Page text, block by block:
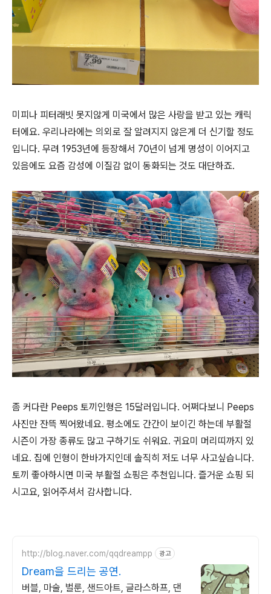
미피나 피터래빗 못지않게 미국에서 많은 사랑을 받고 있는 캐릭
터에요. 우리나라에는 의외로 잘 알려지지 않은게 더 신기할 정도
입니다. 무려 1953년에 등장해서 70년이 넘게 명성이 이어지고
있음에도 요즘 감성에 이질감 없이 동화되는 것도 대단하죠.
좀 커다란 Peeps 토끼인형은 15달러입니다. 어쩌다보니 Peeps
사진만 잔뜩 찍어왔네요. 평소에도 간간이 보이긴 하는데 부활절
시즌이 가장 종류도 많고 구하기도 쉬워요. 귀요미 머리띠까지 있
네요. 집에 인형이 한바가지인데 솔직히 저도 너무 사고싶습니다.
토끼 좋아하시면 미국 부활절 쇼핑은 추천입니다. 즐거운 쇼핑 되
시고요, 읽어주셔서 감사합니다.
http://blog.naver.com/qqdreampp 광고
Dream을 드리는 공연.
버블, 마술, 벌룬, 샌드아트, 글라스하프, 댄